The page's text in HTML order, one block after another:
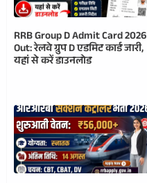
RRB Group D Admit Card 2026
Out: रेलवे ग्रुप D एडमिट कार्ड जारी,
यहां से करें डाउनलोड